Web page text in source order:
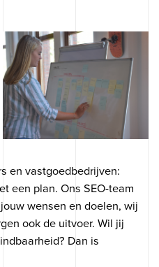
en vastgoedbedrijven:
een plan. Ons SEO-team
wensen en doelen, wij
ook de uitvoer. Wil jij
Dan is